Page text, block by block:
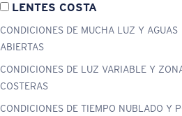
LENTES COSTA
CONDICIONES DE MUCHA LUZ Y AGUAS
ABIERTAS
CONDICIONES DE LUZ VARIABLE Y
COSTERAS
CONDICIONES DE TIEMPO NUBLADO Y